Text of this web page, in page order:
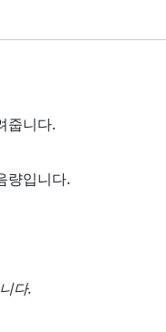
줍니다.
량입니다.
다.